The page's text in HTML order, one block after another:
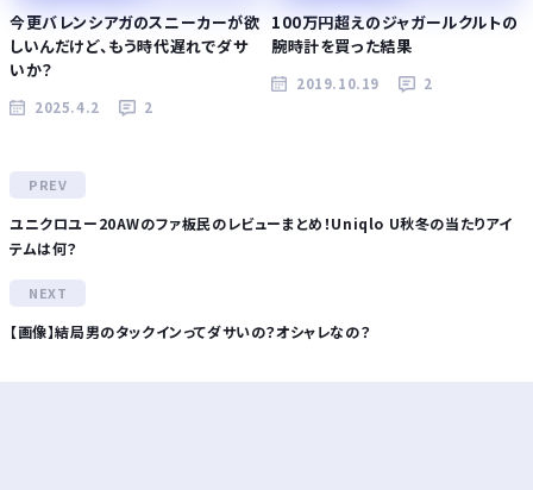
今更バレンシアガのスニーカーが欲
しいんだけど、もう時代遅れでダサ
いか？
2025.4.2 2
100万円超えのジャガールクルトの
腕時計を買った結果
2019.10.19 2
ユニクロユー20AWのファ板民のレビューまとめ！Uniqlo U秋冬の当たりアイ
テムは何？
【画像】結局男のタックインってダサいの？オシャレなの？